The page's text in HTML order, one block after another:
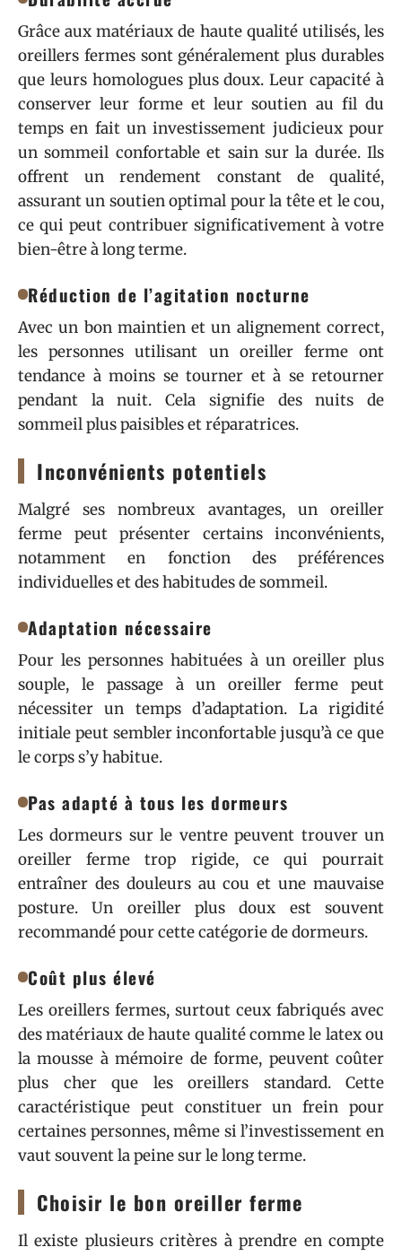
Grâce aux matériaux de haute qualité utilisés, les
oreillers fermes sont généralement plus durables
que leurs homologues plus doux. Leur capacité à
conserver leur forme et leur soutien au fil du
temps en fait un investissement judicieux pour
un sommeil confortable et sain sur la durée. Ils
offrent un rendement constant de qualité,
assurant un soutien optimal pour la tête et le cou,
ce qui peut contribuer significativement à votre
bien-être à long terme.
Réduction de l’agitation nocturne
Avec un bon maintien et un alignement correct,
les personnes utilisant un oreiller ferme ont
tendance à moins se tourner et à se retourner
pendant la nuit. Cela signifie des nuits de
sommeil plus paisibles et réparatrices.
Inconvénients potentiels
Malgré ses nombreux avantages, un oreiller
ferme peut présenter certains inconvénients,
notamment en fonction des préférences
individuelles et des habitudes de sommeil.
Adaptation nécessaire
Pour les personnes habituées à un oreiller plus
souple, le passage à un oreiller ferme peut
nécessiter un temps d’adaptation. La rigidité
initiale peut sembler inconfortable jusqu’à ce que
le corps s’y habitue.
Pas adapté à tous les dormeurs
Les dormeurs sur le ventre peuvent trouver un
oreiller ferme trop rigide, ce qui pourrait
entraîner des douleurs au cou et une mauvaise
posture. Un oreiller plus doux est souvent
recommandé pour cette catégorie de dormeurs.
Coût plus élevé
Les oreillers fermes, surtout ceux fabriqués avec
des matériaux de haute qualité comme le latex ou
la mousse à mémoire de forme, peuvent coûter
plus cher que les oreillers standard. Cette
caractéristique peut constituer un frein pour
certaines personnes, même si l’investissement en
vaut souvent la peine sur le long terme.
Choisir le bon oreiller ferme
Il existe plusieurs critères à prendre en compte